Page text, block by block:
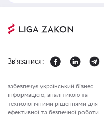
Зв'язатися:
забезпечує український бізнес
інформацією, аналітикою та
технологічними рішеннями для
ефективної та безпечної роботи.